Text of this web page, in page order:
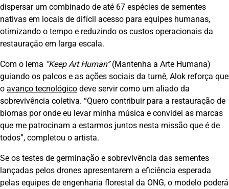
dispersar um combinado de até 67 espécies de sementes
nativas em locais de difícil acesso para equipes humanas,
otimizando o tempo e reduzindo os custos operacionais da
restauração em larga escala.
Com o lema “Keep Art Human”(Mantenha a Arte Humana)
guiando os palcos e as ações sociais da turnê, Alok reforça que
o avanço tecnológico deve servir como um aliado da
sobrevivência coletiva. “Quero contribuir para a restauração de
biomas por onde eu levar minha música e convidei as marcas
que me patrocinam a estarmos juntos nesta missão que é de
todos”, completou o artista.
Se os testes de germinação e sobrevivência das sementes
lançadas pelos drones apresentarem a eficiência esperada
pelas equipes de engenharia florestal da ONG, o modelo poderá